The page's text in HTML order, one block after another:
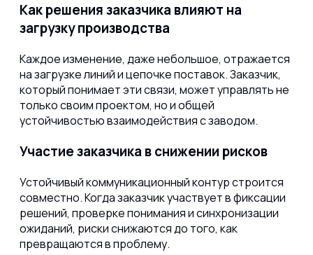
Как решения заказчика влияют на
загрузку производства
Каждое изменение, даже небольшое, отражается
на загрузке линий и цепочке поставок. Заказчик,
который понимает эти связи, может управлять не
только своим проектом, но и общей
устойчивостью взаимодействия с заводом.
Участие заказчика в снижении рисков
Устойчивый коммуникационный контур строится
совместно. Когда заказчик участвует в фиксации
решений, проверке понимания и синхронизации
ожиданий, риски снижаются до того, как
превращаются в проблему.